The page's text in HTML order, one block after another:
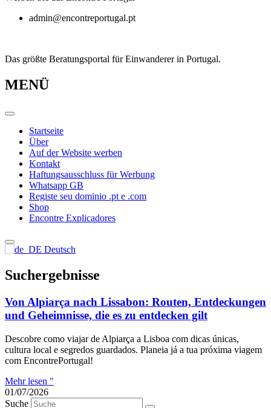
admin@encontreportugal.pt
Das größte Beratungsportal für Einwanderer in Portugal.
MENÜ
Startseite
Über
Auf der Website werben
Kontakt
Haftungsausschluss für Werbung
Whatsapp GB
Registe seu dominio .pt e .com
Shop
Encontre Explicadores
Deutsch
Suchergebnisse
Von Alpiarça nach Lissabon: Routen, Entdeckungen
und Geheimnisse, die es zu entdecken gilt
Descobre como viajar de Alpiarça a Lisboa com dicas únicas,
cultura local e segredos guardados. Planeia já a tua próxima viagem
com EncontrePortugal!
Mehr lesen "
01/07/2026
Suche